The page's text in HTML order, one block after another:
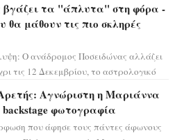
βγάζει τα "άπλυτα" στη φόρα -
θα μάθουν τις πιο σκληρές
Ο ανάδρομος Ποσειδώνας αλλάζει
τις 12 Δεκεμβρίου, το αστρολογικό
Αγνώριστη η Μαριάννα
φωτογραφία
που άφησε τους πάντες άφωνους